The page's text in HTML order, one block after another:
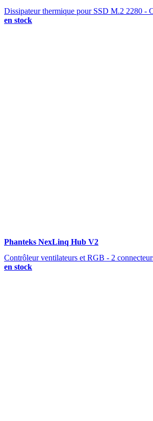
Dissipateur thermique pour SSD M.2 2280 -
en stock
Phanteks NexLinq Hub V2
Contrôleur ventilateurs et RGB - 2
en stock